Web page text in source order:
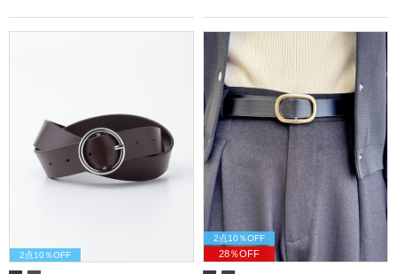
2点10％OFF
2点10％OFF
28％OFF